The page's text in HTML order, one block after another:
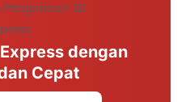
dengan
Cepat